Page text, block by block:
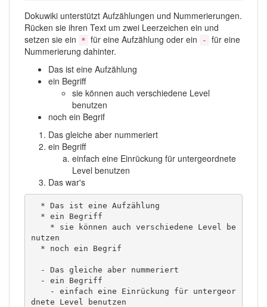
Dokuwiki unterstützt Aufzählungen und Nummerierungen.
Rücken sie ihren Text um zwei Leerzeichen ein und
setzen sie ein
* für eine Aufzählung oder ein -
für eine
Nummerierung dahinter.
Das ist eine Aufzählung
ein Begriff
sie können auch verschiedene Level
benutzen
noch ein Begrif
Das gleiche aber nummeriert
ein Begriff
einfach eine Einrückung für untergeordnete
Level benutzen
Das war's
nutzen
dnete Level benutzen